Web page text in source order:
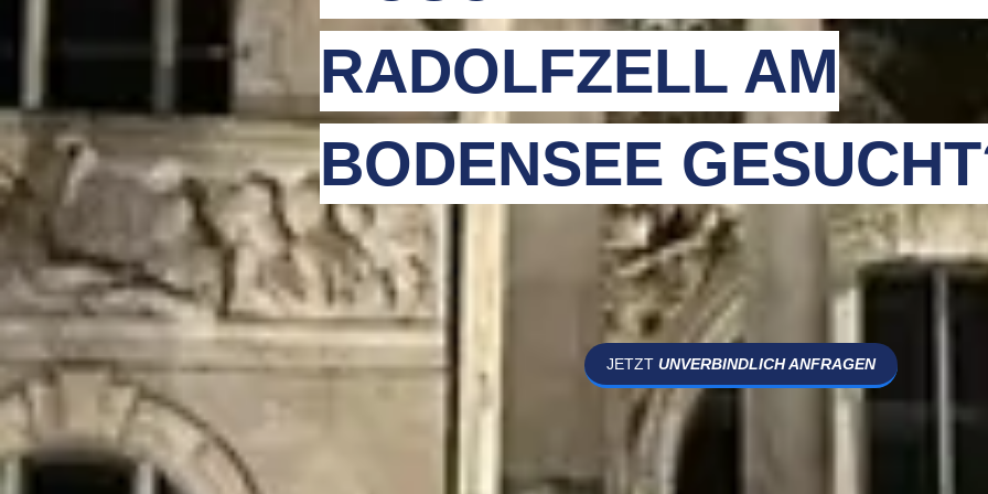
RADOLFZELL AM
BODENSEE
JETZT UNVERBINDLICH ANFRAGEN